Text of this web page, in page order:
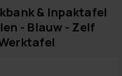
& Inpaktafel
- Blauw - Zelf